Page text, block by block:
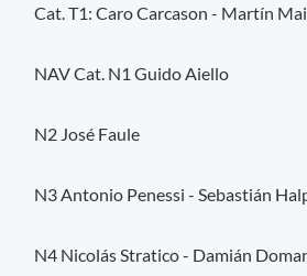
Cat. T1: Caro Carcason - Martín
NAV Cat. N1 Guido Aiello
N2 José Faule
N3 Antonio Penessi - Sebastián
N4 Nicolás Stratico - Damián